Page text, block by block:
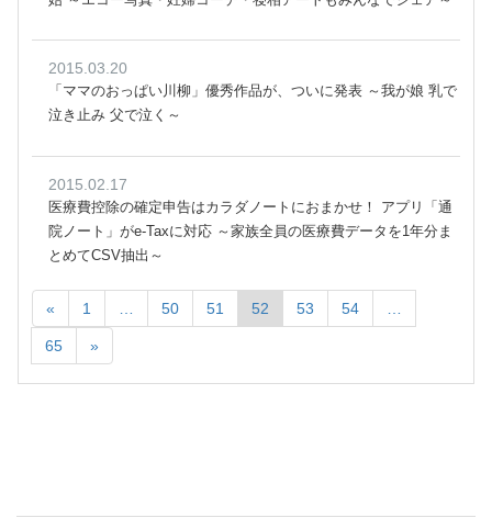
2015.03.20
「ママのおっぱい川柳」優秀作品が、ついに発表 ～我が娘 乳で
泣き止み 父で泣く～
2015.02.17
医療費控除の確定申告はカラダノートにおまかせ！ アプリ「通
院ノート」がe-Taxに対応 ～家族全員の医療費データを1年分ま
とめてCSV抽出～
« 1 … 50 51 52 53 54 …
65 »